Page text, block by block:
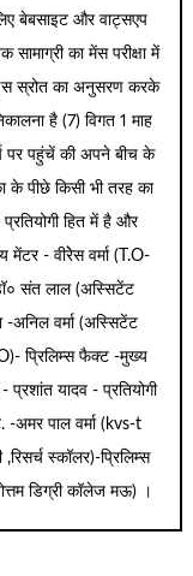
बेबसाइट और वाट्सएप
का मेंस परीक्षा में
इस स्रोत का अनुसरण करके
है (7) विगत 1 माह
पर पहुंचें की अपने बीच के
के पीछे किसी भी तरह का
हित में है और
- वीरेेस वर्मा (T.O-
संत लाल (अस्सिटेंट
-अनिल वर्मा (अस्सिटेंट
प्रिलिम्स फैक्ट -मुख्य
प्रशांत यादव - प्रतियोगी
अमर पाल वर्मा (kvs-t
स्कॉलर)-प्रिलिम्स
डिग्री कॉलेज मऊ) ।